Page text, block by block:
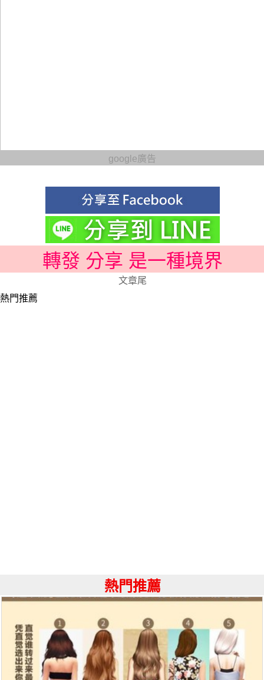
google廣告
轉發 分享 是一種境界
文章尾
熱門推薦
熱門推薦